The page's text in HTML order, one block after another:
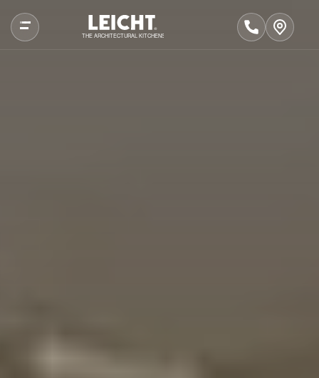
THE ARCHITECTURAL KITCHENS